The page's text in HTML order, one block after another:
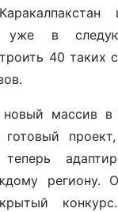
уже в
40 таких
массив в
готовый
региону.